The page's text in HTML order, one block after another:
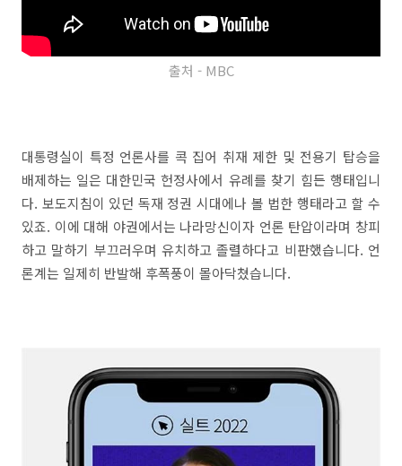
출처 - MBC
대통령실이 특정 언론사를 콕 집어 취재 제한 및 전용기 탑승을
배제하는 일은 대한민국 헌정사에서 유례를 찾기 힘든 행태입니
다. 보도지침이 있던 독재 정권 시대에나 볼 법한 행태라고 할 수
있죠. 이에 대해 야권에서는 나라망신이자 언론 탄압이라며 창피
하고 말하기 부끄러우며 유치하고 졸렬하다고 비판했습니다. 언
론계는 일제히 반발해 후폭풍이 몰아닥쳤습니다.